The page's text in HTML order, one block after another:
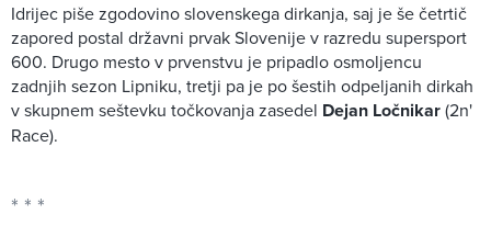
Idrijec piše zgodovino slovenskega dirkanja, saj je še četrtič
zapored postal državni prvak Slovenije v razredu supersport
600. Drugo mesto v prvenstvu je pripadlo osmoljencu
zadnjih sezon Lipniku, tretji pa je po šestih odpeljanih dirkah
v skupnem seštevku točkovanja zasedel Dejan Ločnikar(2n'
Race).